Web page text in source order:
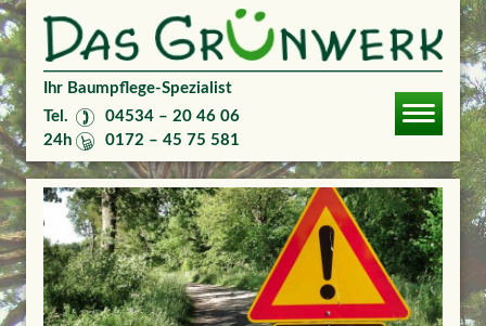
Ihr Baumpflege-Spezialist
Tel.
04534 – 20 46 06
24h
0172 – 45 75 581